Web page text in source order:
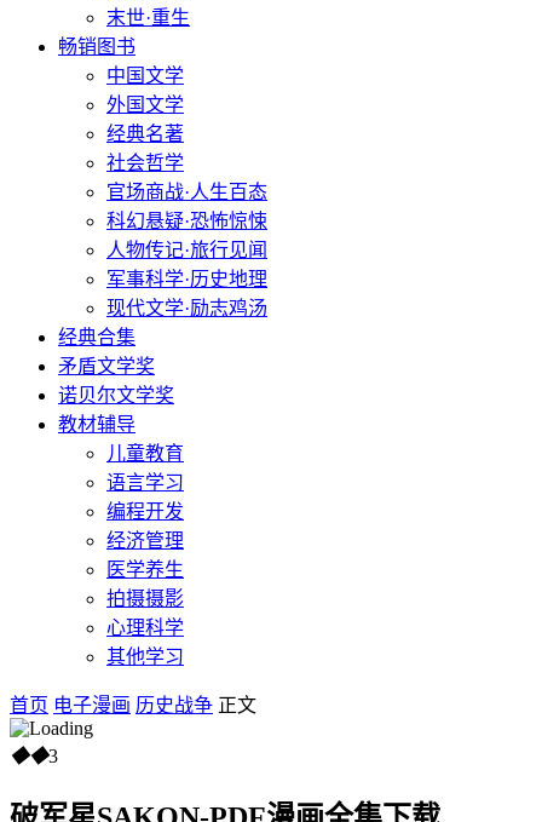
末世·重生
畅销图书
中国文学
外国文学
经典名著
社会哲学
官场商战·人生百态
科幻悬疑·恐怖惊悚
人物传记·旅行见闻
军事科学·历史地理
现代文学·励志鸡汤
经典合集
矛盾文学奖
诺贝尔文学奖
教材辅导
儿童教育
语言学习
编程开发
经济管理
医学养生
拍摄摄影
心理科学
其他学习
首页 电子漫画 历史战争 正文
◆◆3